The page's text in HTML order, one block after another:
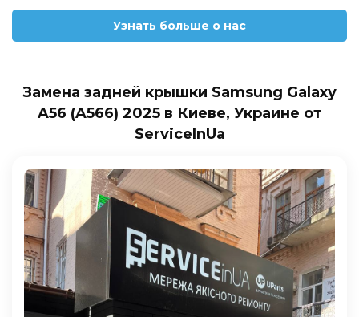
Узнать больше о нас
Замена задней крышки Samsung Galaxy
A56 (A566) 2025 в Киеве, Украине от
ServiceInUa